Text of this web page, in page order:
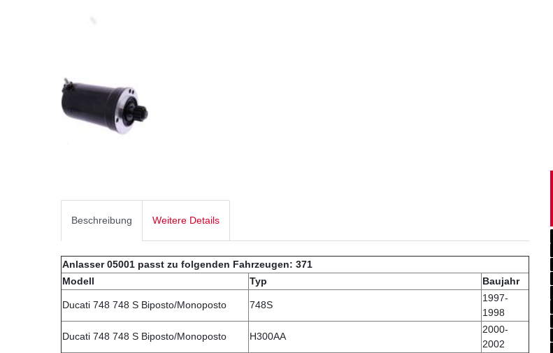
Beschreibung Weitere Details
Anlasser 05001 passt zu folgenden Fahrzeugen: 371
Modell
Typ Baujahr
Ducati 748 748 S Biposto/Monoposto 748S
1997-
1998
Ducati 748 748 S Biposto/Monoposto H300AA
2000-
2002